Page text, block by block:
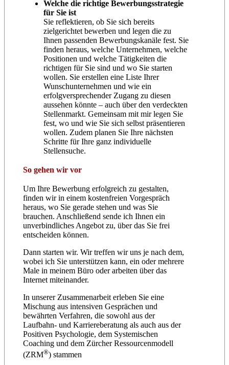
Welche die richtige Bewerbungsstrategie
für Sie ist
Sie reflektieren, ob Sie sich bereits
zielgerichtet bewerben und legen die zu
Ihnen passenden Bewerbungskanäle fest. Sie
finden heraus, welche Unternehmen, welche
Positionen und welche Tätigkeiten die
richtigen für Sie sind und wo Sie starten
wollen. Sie erstellen eine Liste Ihrer
Wunschunternehmen und wie ein
erfolgversprechender Zugang zu diesen
aussehen könnte – auch über den verdeckten
Stellenmarkt. Gemeinsam mit mir legen Sie
fest, wo und wie Sie sich selbst präsentieren
wollen. Zudem planen Sie Ihre nächsten
Schritte für Ihre ganz individuelle
Stellensuche.
So gehen wir vor
Um Ihre Bewerbung erfolgreich zu gestalten,
finden wir in einem kostenfreien Vorgespräch
heraus, wo Sie gerade stehen und was Sie
brauchen. Anschließend sende ich Ihnen ein
unverbindliches Angebot zu, über das Sie frei
entscheiden können.
Dann starten wir. Wir treffen wir uns je nach dem,
wobei ich Sie unterstützen kann, ein oder mehrere
Male in meinem Büro oder arbeiten über das
Internet miteinander.
In unserer Zusammenarbeit erleben Sie eine
Mischung aus intensiven Gesprächen und
bewährten Verfahren, die sowohl aus der
Laufbahn- und Karriereberatung als auch aus der
Positiven Psychologie, dem Systemischen
Coaching und dem Zürcher Ressourcenmodell
(ZRM®) stammen